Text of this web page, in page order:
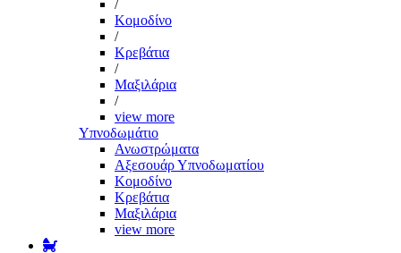
/
Κομοδίνο
/
Κρεβάτια
/
Μαξιλάρια
/
view more
Υπνοδωμάτιο
Ανωστρώματα
Αξεσουάρ Υπνοδωματίου
Κομοδίνο
Κρεβάτια
Μαξιλάρια
view more